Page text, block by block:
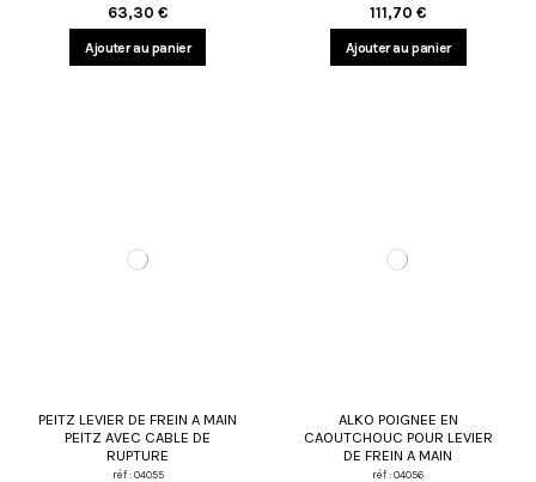
63,30 €
Ajouter au panier
111,70 €
Ajouter au panier
PEITZ LEVIER DE FREIN A MAIN
PEITZ AVEC CABLE DE
RUPTURE
réf : 04055
ALKO POIGNEE EN
CAOUTCHOUC POUR LEVIER
DE FREIN A MAIN
réf : 04056